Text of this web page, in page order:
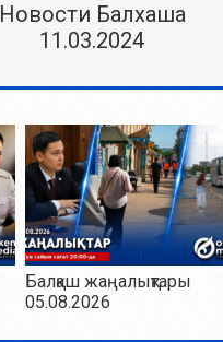
Новости Балхаша
11.03.2024
Балқаш жаңалықтары
05.08.2026